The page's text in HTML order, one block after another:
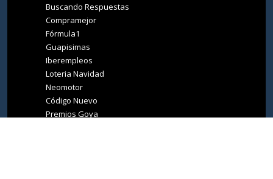
Buscando Respuestas
Compramejor
Fórmula1
Guapisimas
Iberempleos
Loteria Navidad
Neomotor
Código Nuevo
Premios Goya